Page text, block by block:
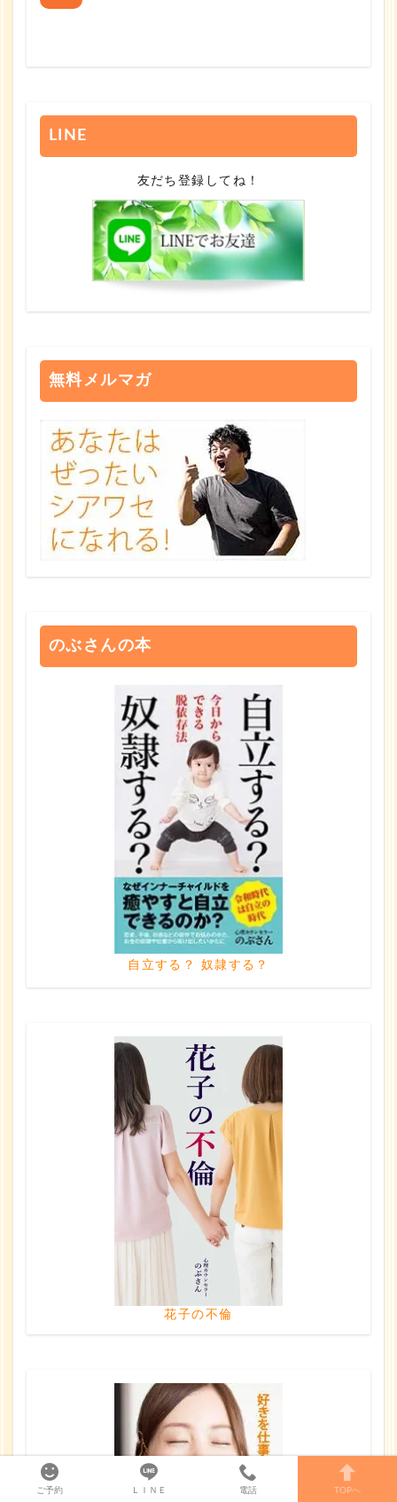
LINE
友だち登録してね！
無料メルマガ
のぶさんの本
自立する？ 奴隷する？
花子の不倫
ご予約 ＬＩＮＥ 電話 TOPへ